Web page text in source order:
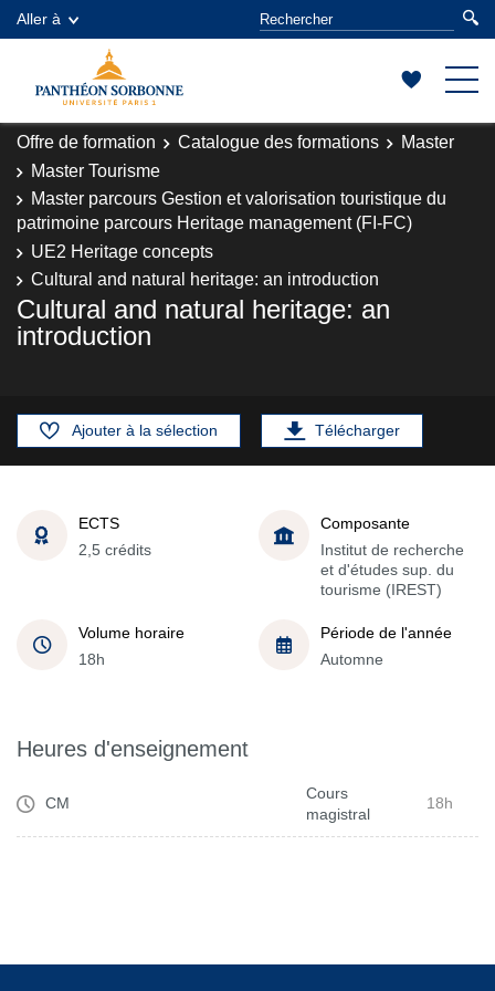
Aller à
Offre de formation Catalogue des formations
Master
Master Tourisme
Master parcours Gestion et valorisation touristique du
patrimoine parcours Heritage management (FI-FC)
UE2 Heritage concepts
Cultural and natural heritage: an introduction
Cultural and natural heritage: an
introduction
Ajouter à la sélection Télécharger
ECTS
2,5 crédits
Composante
Institut de recherche
et d'études sup. du
tourisme (IREST)
Volume horaire
18h
Période de l'année
Automne
Heures d'enseignement
CM
Cours
magistral
18h